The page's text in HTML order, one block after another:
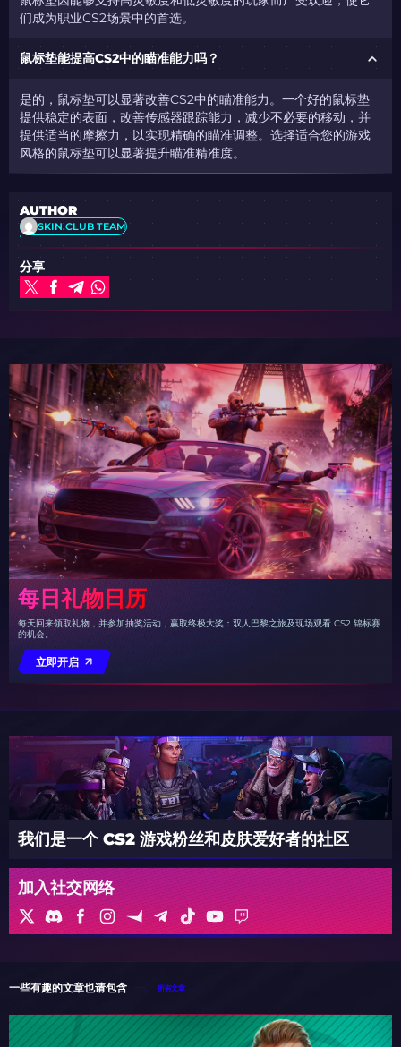
们成为职业CS2场景中的首选。
鼠标垫能提高CS2中的瞄准能力吗？
是的，鼠标垫可以显著改善CS2中的瞄准能力 。一个好的鼠标垫
提供稳定的表面，改善传感器跟踪能力，减少不必要的移动，并
提供适当的摩擦力，以实现精确的瞄准调整。选择适合您的游戏
风格的鼠标垫可以显著提升瞄准精准度。
AUTHOR
SKIN.CLUB TEAM
分享
每日礼物日历
每天回来领取礼物，并参加抽奖活动，赢取终极大奖：双人巴黎之旅及现场观看 CS2 锦标赛
的机会。
立即开启
我们是一个 CS2 游戏粉丝和皮肤爱好者的社区
加入社交网络
一些有趣的文章也请包含 所有文章